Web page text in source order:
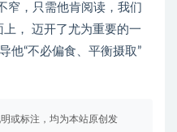
窄，只需他肯阅读，我们
上， 迈开了尤为重要的一
他“不必偏食、平衡摄取”
或标注，均为本站原创发